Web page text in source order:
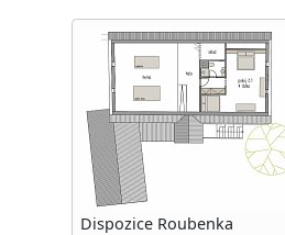
Dispozice Roubenka